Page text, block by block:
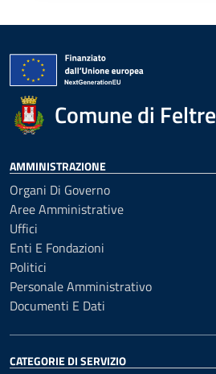
Comune di Feltre
AMMINISTRAZIONE
Organi Di Governo
Aree Amministrative
Uffici
Enti E Fondazioni
Politici
Personale Amministrativo
Documenti E Dati
CATEGORIE DI SERVIZIO